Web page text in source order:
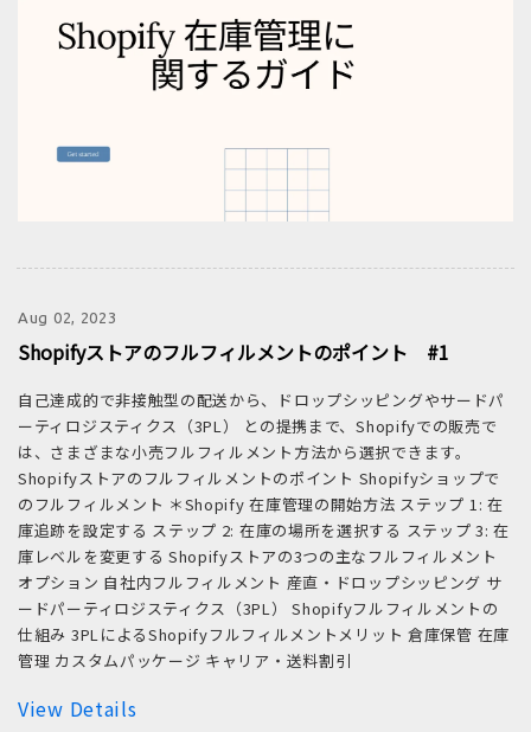
Aug 02, 2023
Shopifyストアのフルフィルメントのポイント #1
自己達成的で非接触型の配送から、ドロップシッピングやサードパ
ーティロジスティクス（3PL） との提携まで、Shopifyでの販売で
は、さまざまな小売フルフィルメント方法から選択できます。
Shopifyストアのフルフィルメントのポイント Shopifyショップで
のフルフィルメント ＊Shopify 在庫管理の開始方法 ステップ 1: 在
庫追跡を設定する ステップ 2: 在庫の場所を選択する ステップ 3: 在
庫レベルを変更する Shopifyストアの3つの主なフルフィルメント
オプション 自社内フルフィルメント 産直・ドロップシッピング サ
ードパーティロジスティクス（3PL） Shopifyフルフィルメントの
仕組み 3PLによるShopifyフルフィルメントメリット 倉庫保管 在庫
管理 カスタムパッケージ キャリア・送料割引
View Details